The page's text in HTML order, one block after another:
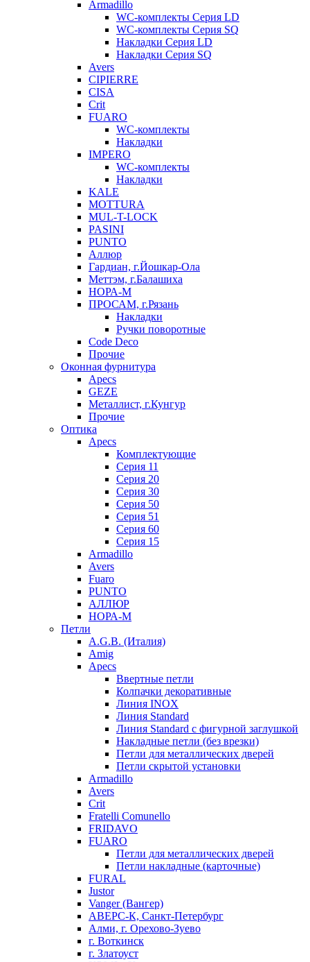
Armadillo
WC-комплекты Серия LD
WC-комплекты Серия SQ
Накладки Серия LD
Накладки Серия SQ
Avers
CIPIERRE
CISA
Crit
FUARO
WC-комплекты
Накладки
IMPERO
WC-комплекты
Накладки
KALE
MOTTURA
MUL-T-LOCK
PASINI
PUNTO
Аллюр
Гардиан, г.Йошкар-Ола
Меттэм, г.Балашиха
НОРА-М
ПРОСАМ, г.Рязань
Накладки
Ручки поворотные
Code Deco
Прочие
Оконная фурнитура
Apecs
GEZE
Металлист, г.Кунгур
Прочие
Оптика
Apecs
Комплектующие
Серия 11
Серия 20
Серия 30
Серия 50
Серия 51
Серия 60
Серия 15
Armadillo
Avers
Fuaro
PUNTO
АЛЛЮР
НОРА-М
Петли
A.G.B. (Италия)
Amig
Apecs
Ввертные петли
Колпачки декоративные
Линия INOX
Линия Standard
Линия Standard с фигурной заглушкой
Накладные петли (без врезки)
Петли для металлических дверей
Петли скрытой установки
Armadillo
Avers
Crit
Fratelli Comunello
FRIDAVO
FUARO
Петли для металлических дверей
Петли накладные (карточные)
FURAL
Justor
Vanger (Вангер)
АВЕРС-К, Санкт-Петербург
Алми, г. Орехово-Зуево
г. Воткинск
г. Златоуст